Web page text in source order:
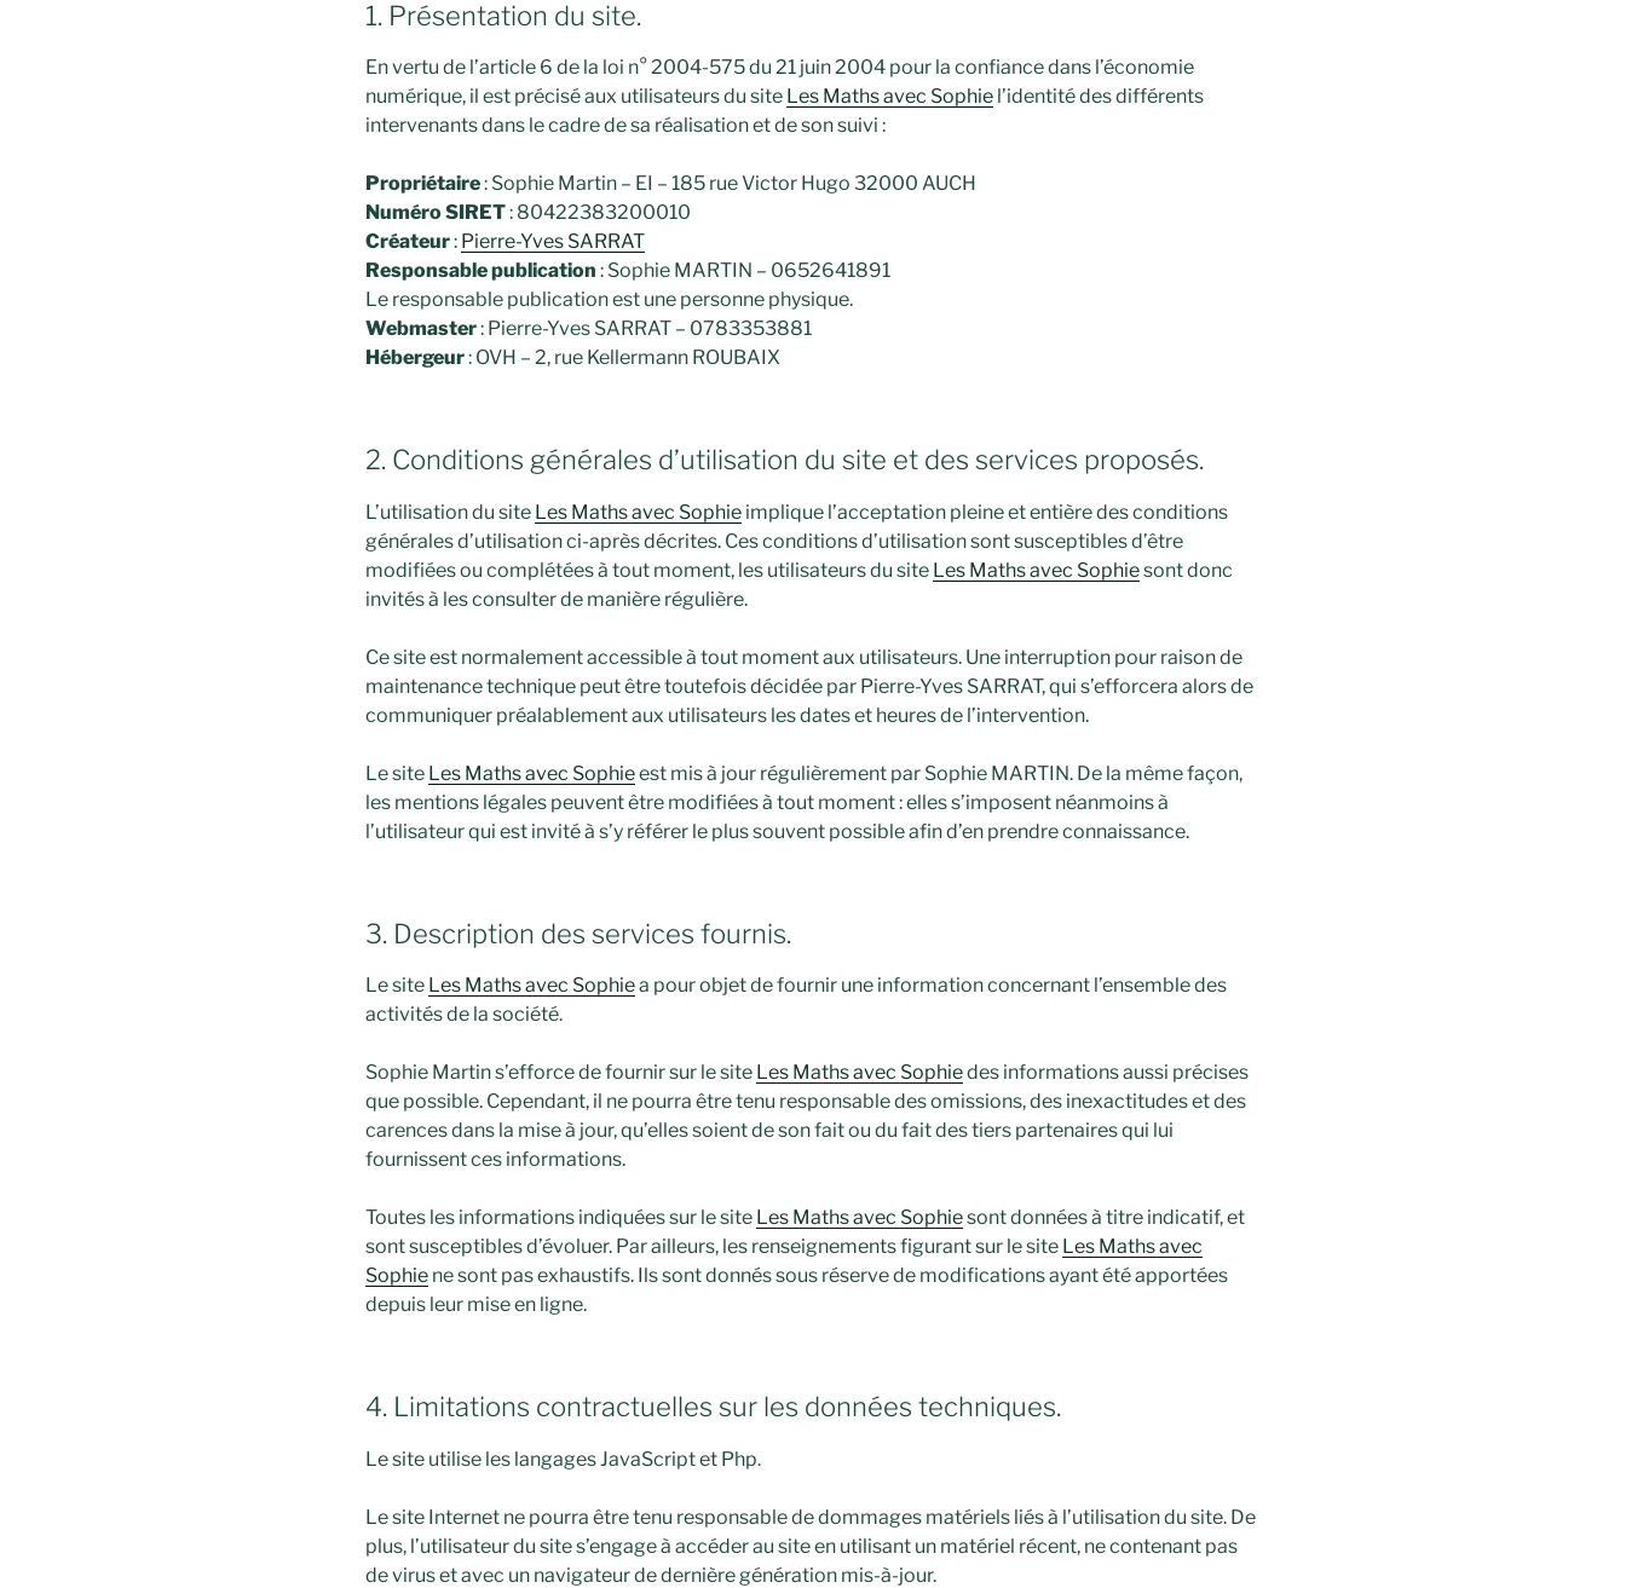
1. Présentation du site.
En vertu de l’article 6 de la loi n° 2004-575 du 21 juin 2004 pour la confiance dans l’économie
numérique, il est précisé aux utilisateurs du site Les Maths avec Sophie l’identité des différents
intervenants dans le cadre de sa réalisation et de son suivi :
Propriétaire: Sophie Martin – EI – 185 rue Victor Hugo 32000 AUCH
Numéro SIRET: 80422383200010
Créateur: Pierre-Yves SARRAT
Responsable publication : Sophie MARTIN – 0652641891
Le responsable publication est une personne physique.
Webmaster: Pierre-Yves SARRAT – 0783353881
Hébergeur: OVH – 2, rue Kellermann ROUBAIX
2. Conditions générales d’utilisation du site et des services proposés.
L’utilisation du site Les Maths avec Sophie implique l’acceptation pleine et entière des conditions
générales d’utilisation ci-après décrites. Ces conditions d’utilisation sont susceptibles d’être
modifiées ou complétées à tout moment, les utilisateurs du site Les Maths avec Sophiesont donc
invités à les consulter de manière régulière.
Ce site est normalement accessible à tout moment aux utilisateurs. Une interruption pour raison de
maintenance technique peut être toutefois décidée par Pierre-Yves SARRAT, qui s’efforcera alors de
communiquer préalablement aux utilisateurs les dates et heures de l’intervention.
Le site Les Maths avec Sophieest mis à jour régulièrement par Sophie MARTIN. De la même façon,
les mentions légales peuvent être modifiées à tout moment : elles s’imposent néanmoins à
l’utilisateur qui est invité à s’y référer le plus souvent possible afin d’en prendre connaissance.
3. Description des services fournis.
Le site Les Maths avec Sophiea pour objet de fournir une information concernant l’ensemble des
activités de la société.
Sophie Martin s’efforce de fournir sur le site Les Maths avec Sophiedes informations aussi précises
que possible. Cependant, il ne pourra être tenu responsable des omissions, des inexactitudes et des
carences dans la mise à jour, qu’elles soient de son fait ou du fait des tiers partenaires qui lui
fournissent ces informations.
Toutes les informations indiquées sur le site Les Maths avec Sophiesont données à titre indicatif, et
sont susceptibles d’évoluer. Par ailleurs, les renseignements figurant sur le site Les Maths avec
Sophie ne sont pas exhaustifs. Ils sont donnés sous réserve de modifications ayant été apportées
depuis leur mise en ligne.
4. Limitations contractuelles sur les données techniques.
Le site utilise les langages JavaScript et Php.
Le site Internet ne pourra être tenu responsable de dommages matériels liés à l’utilisation du site. De
plus, l’utilisateur du site s’engage à accéder au site en utilisant un matériel récent, ne contenant pas
de virus et avec un navigateur de dernière génération mis-à-jour.